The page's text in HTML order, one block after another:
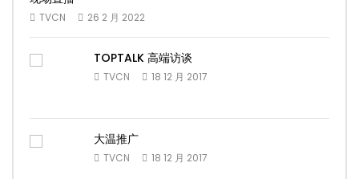
TVCN 26 2 月 2022
TOPTALK 高端访谈
TVCN 18 12 月 2017
大温推广
TVCN 18 12 月 2017